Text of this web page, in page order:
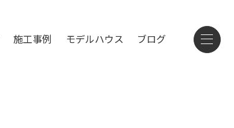
施工事例 モデルハウス ブログ